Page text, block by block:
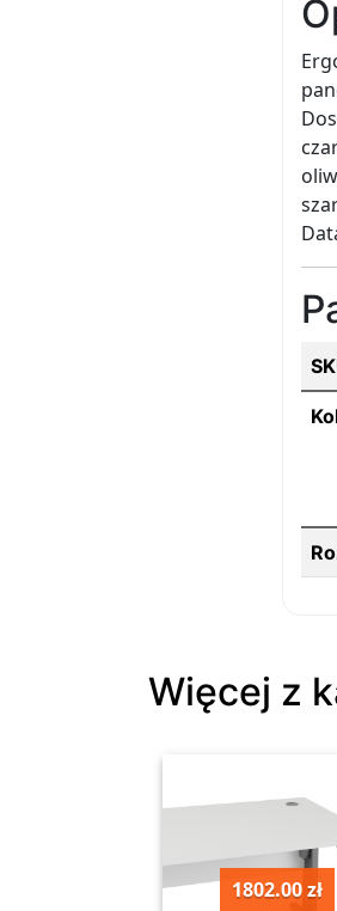
Więcej z
1802.00 zł